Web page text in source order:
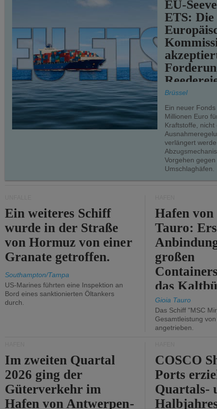
EU-
ETS: Die
teilweise.
Brüssel
Ein neuer
Millionen Euro
Kraftstoffe, nicht
verlängert
Vorgehen
Umschlaghäfen.
Ein weiteres Schiff
wurde in der Straße
von Hormuz von einer
Granate getroffen.
Southampton/Tampa
US-Marines führten eine Inspektion an
Bord eines sanktionierten Öltankers
durch.
Hafen
Tauro:
großen
das
Gioia Tauro
Das Schiff "MSC
Gesamtleistung
angetrieben.
Im zweiten Quartal
2026 ging der
Güterverkehr im
Hafen von Antwerpen-
COSCO
Ports
Quartals-